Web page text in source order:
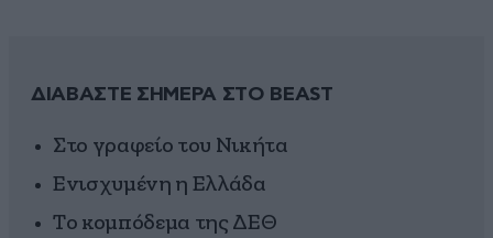
ΔΙΑΒΑΣΤΕ ΣΗΜΕΡΑ ΣΤΟ BEAST
Στο γραφείο του Νικήτα
Ενισχυμένη η Ελλάδα
Το κομπόδεμα της ΔΕΘ